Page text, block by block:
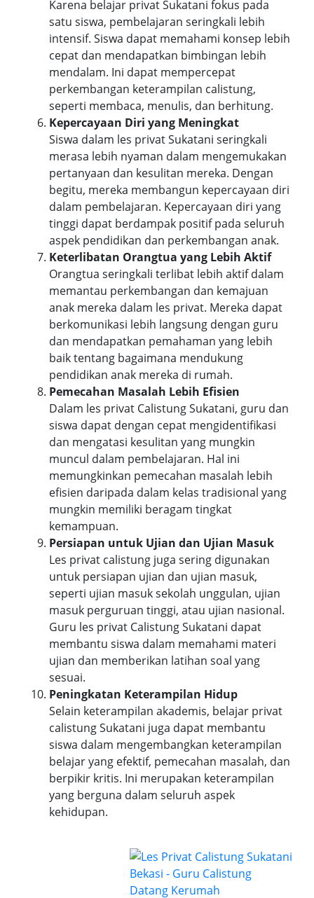
Karena belajar privat Sukatani fokus pada
satu siswa, pembelajaran seringkali lebih
intensif. Siswa dapat memahami konsep lebih
cepat dan mendapatkan bimbingan lebih
mendalam. Ini dapat mempercepat
perkembangan keterampilan calistung,
seperti membaca, menulis, dan berhitung.
Kepercayaan Diri yang Meningkat
Siswa dalam les privat Sukatani seringkali
merasa lebih nyaman dalam mengemukakan
pertanyaan dan kesulitan mereka. Dengan
begitu, mereka membangun kepercayaan diri
dalam pembelajaran. Kepercayaan diri yang
tinggi dapat berdampak positif pada seluruh
aspek pendidikan dan perkembangan anak.
Keterlibatan Orangtua yang Lebih Aktif
Orangtua seringkali terlibat lebih aktif dalam
memantau perkembangan dan kemajuan
anak mereka dalam les privat. Mereka dapat
berkomunikasi lebih langsung dengan guru
dan mendapatkan pemahaman yang lebih
baik tentang bagaimana mendukung
pendidikan anak mereka di rumah.
Pemecahan Masalah Lebih Efisien
Dalam les privat Calistung Sukatani, guru dan
siswa dapat dengan cepat mengidentifikasi
dan mengatasi kesulitan yang mungkin
muncul dalam pembelajaran. Hal ini
memungkinkan pemecahan masalah lebih
efisien daripada dalam kelas tradisional yang
mungkin memiliki beragam tingkat
kemampuan.
Persiapan untuk Ujian dan Ujian Masuk
Les privat calistung juga sering digunakan
untuk persiapan ujian dan ujian masuk,
seperti ujian masuk sekolah unggulan, ujian
masuk perguruan tinggi, atau ujian nasional.
Guru les privat Calistung Sukatani dapat
membantu siswa dalam memahami materi
ujian dan memberikan latihan soal yang
sesuai.
Peningkatan Keterampilan Hidup
Selain keterampilan akademis, belajar privat
calistung Sukatani juga dapat membantu
siswa dalam mengembangkan keterampilan
belajar yang efektif, pemecahan masalah, dan
berpikir kritis. Ini merupakan keterampilan
yang berguna dalam seluruh aspek
kehidupan.